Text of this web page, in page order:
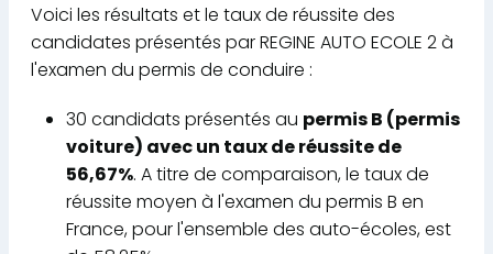
Voici les résultats et le taux de réussite des
candidates présentés par REGINE AUTO ECOLE 2 à
l'examen du permis de conduire :
30 candidats présentés au permis B (permis
voiture) avec un taux de réussite de
56,67%. A titre de comparaison, le taux de
réussite moyen à l'examen du permis B en
France, pour l'ensemble des auto-écoles, est